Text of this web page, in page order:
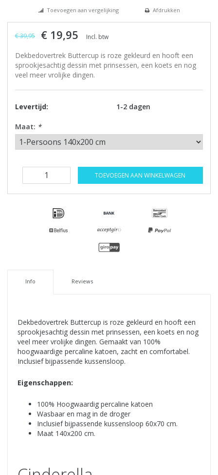
Toevoegen aan vergelijking
Afdrukken
€ 39,95 € 19,95 Incl. btw
Dekbedovertrek Buttercup is roze gekleurd en hooft een
sprookjesachtig dessin met prinsessen, een koets en nog
veel meer vrolijke dingen.
Levertijd: 1-2 dagen
Maat: *
TOEVOEGEN AAN WINKELWAGEN
Info Reviews
Dekbedovertrek Buttercup is roze gekleurd en hooft een
sprookjesachtig dessin met prinsessen, een koets en nog
veel meer vrolijke dingen. Gemaakt van 100%
hoogwaardige percaline katoen, zacht en comfortabel.
Inclusief bijpassende kussensloop.
Eigenschappen:
100% Hoogwaardig percaline katoen
Wasbaar en mag in de droger
Inclusief bijpassende kussensloop 60x70 cm.
Maat 140x200 cm.